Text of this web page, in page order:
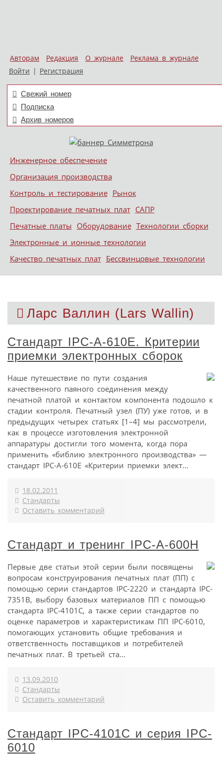
Авторам Редакция О журнале
Реклама в журнале
Войти | Регистрация
Свежий номер
Подписка
Архив номеров
Меню
Skip to content
Инженерное обеспечение
Организация производства
Контроль и тестирование Рынок
Проектирование печатных плат САПР
Печатные платы Оборудование Технологии сборки
Электронные и ионные технологии
Качество печатных плат Бессвинцовые технологии
Ларс Валлин (Lars Wallin)
Стандарт IPC-A-610E. Критерии
приемки электронных сборок
Наше путешествие по пути создания
качественного паяного соединения между
печатной платой и контактом компонента подошло к
стадии контроля. Печатный узел (ПУ) уже готов, и в
предыдущих четырех статьях [1–4] мы рассмотрели,
как в процессе изготовления электронной
аппаратуры достигли того момента, когда пора
применить «библию электронного производства» —
стандарт IPC-A-610E «Критерии приемки элект...
18.02.2011
Стандарты
Оставить комментарий
Стандарт и тренинг IPC-A-600H
Первые две статьи этой серии были посвящены
вопросам конструирования печатных плат (ПП) с
помощью серии стандартов IPC-2220 и стандарта IPC-
7351B, выбору базовых материалов ПП с помощью
стандарта IPC-4101C, а также серии стандартов по
оценке параметров и характеристикам ПП IPC-6010,
помогающих установить общие требования и
ответственность поставщиков и потребителей
печатных плат. В третьей ста...
13.09.2010
Стандарты
Оставить комментарий
Стандарт IPC-4101C и серия IPC-
6010